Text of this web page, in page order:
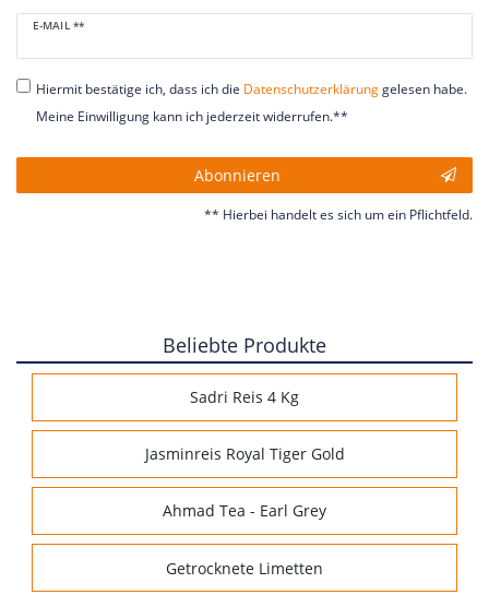
E-MAIL **
Newsletter
Honig
Hiermit bestätige ich, dass ich die Daten­schutz­erklärunggelesen habe.
Meine Einwilligung kann ich jederzeit widerrufen.**
Abonnieren
** Hierbei handelt es sich um ein Pflichtfeld.
Beliebte Produkte
Sadri Reis 4 Kg
Jasminreis Royal Tiger Gold
Ahmad Tea - Earl Grey
Getrocknete Limetten